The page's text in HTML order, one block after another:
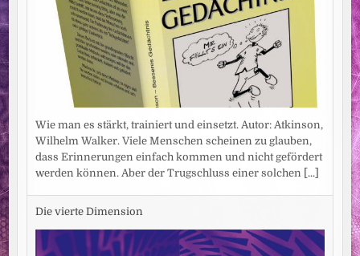
Wie man es stärkt, trainiert und einsetzt. Autor: Atkinson,
Wilhelm Walker. Viele Menschen scheinen zu glauben,
dass Erinnerungen einfach kommen und nicht gefördert
werden können. Aber der Trugschluss einer solchen [...]
Die vierte Dimension